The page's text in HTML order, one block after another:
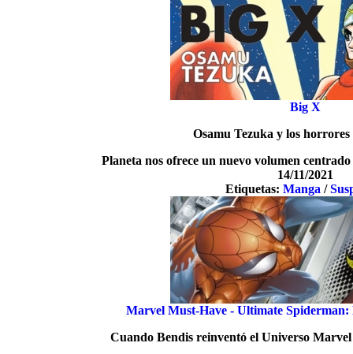
Big X
Osamu Tezuka y los
Planeta nos ofrece un nuevo volumen
14/11/2021
Etiquetas:Manga /
Marvel Must-Have - Ultimate Spiderman:
Cuando Bendis reinventó el Universo